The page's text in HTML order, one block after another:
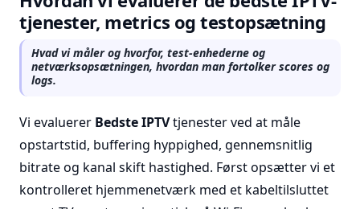
tjenester, metrics og testopsætning
Hvad vi måler og hvorfor, test-enhederne og
netværksopsætningen, hvordan man fortolker scores og
logs.
Vi evaluerer Bedste IPTVtjenester ved at måle
opstartstid, buffering hyppighed, gennemsnitlig
bitrate og kanal skift hastighed. Først opsætter vi et
kontrolleret hjemmenetværk med et kabeltilsluttet